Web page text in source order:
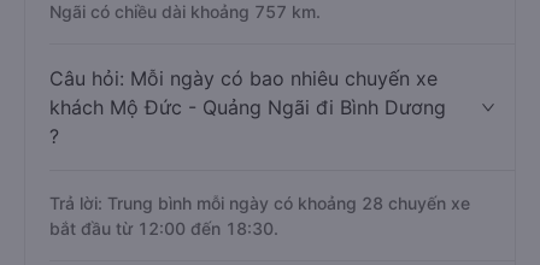
Ngãi có chiều dài khoảng 757 km.
Câu hỏi: Mỗi ngày có bao nhiêu chuyến xe
khách Mộ Đức - Quảng Ngãi đi Bình Dương
?
Trả lời: Trung bình mỗi ngày có khoảng 28 chuyến xe
bắt đầu từ 12:00 đến 18:30.